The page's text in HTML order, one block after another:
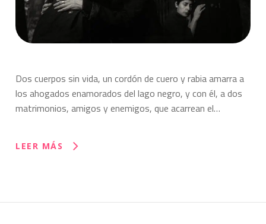
Dos cuerpos sin vida, un cordón de cuero y rabia amarra a
los ahogados enamorados del lago negro, y con él, a dos
matrimonios, amigos y enemigos, que acarrean el…
LEER MÁS